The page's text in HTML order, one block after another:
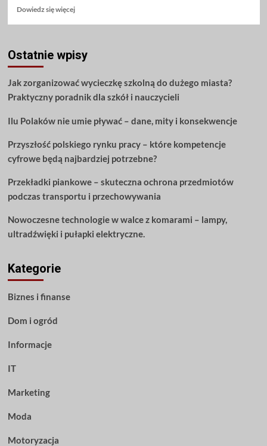
Dowiedz się więcejDowiedz
Porady,
jak
zrozumieć
telefony
Ostatnie wpisy
Jak zorganizować wycieczkę szkolną do dużego miasta?
Praktyczny poradnik dla szkół i nauczycieli
Ilu Polaków nie umie pływać – dane, mity i konsekwencje
Przyszłość polskiego rynku pracy – które kompetencje
cyfrowe będą najbardziej potrzebne?
Przekładki piankowe – skuteczna ochrona przedmiotów
podczas transportu i przechowywania
Nowoczesne technologie w walce z komarami – lampy,
ultradźwięki i pułapki elektryczne.
Kategorie
Biznes i finanse
Dom i ogród
Informacje
IT
Marketing
Moda
Motoryzacja